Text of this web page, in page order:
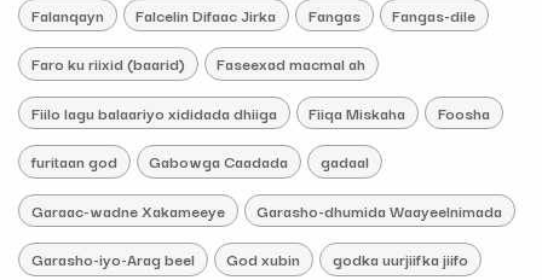
Falanqayn Falcelin Difaac Jirka Fangas Fangas-dile
Faro ku riixid (baarid) Faseexad macmal ah
Fiilo lagu balaariyo xididada dhiiga Fiiqa Miskaha Foosha
furitaan god Gabowga Caadada gadaal
Garaac-wadne Xakameeye Garasho-dhumida Waayeelnimada
Garasho-iyo-Arag beel God xubin godka uurjiifka jiifo